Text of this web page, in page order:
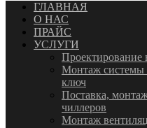
ГЛАВНАЯ
О НАС
ПРАЙС
УСЛУГИ
Проектирование
Монтаж системы
ключ
Поставка,
чиллеров
Монтаж